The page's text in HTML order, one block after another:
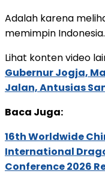
Adalah karena
memimpin Indonesia.
Lihat konten video
Gubernur Jogja,
Jalan, Antusias
Baca Juga:
16th Worldwide
International
Conference 2026